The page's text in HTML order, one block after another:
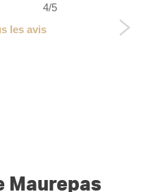
4/5
les avis
Maurepas